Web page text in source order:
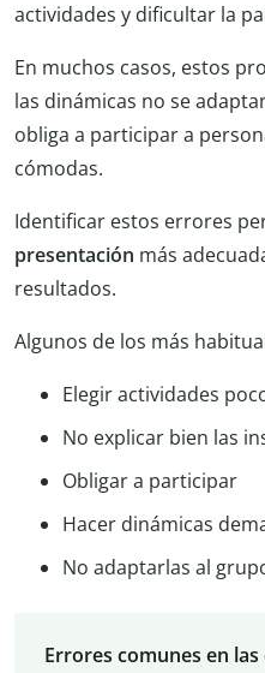
actividades y dificultar la
En muchos casos, estos
las dinámicas no se
obliga a participar a
cómodas.
Identificar estos errores
presentación más
resultados.
Algunos de los más
Elegir actividades
No explicar bien las
Obligar a participar
Hacer dinámicas
No adaptarlas al
Errores comunes en